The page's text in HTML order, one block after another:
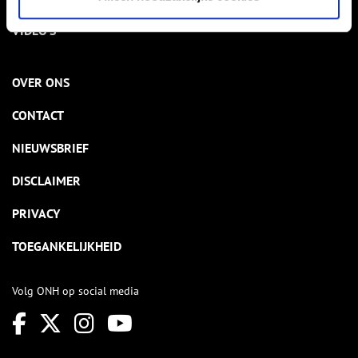
VIDEO’S
OVER ONS
CONTACT
NIEUWSBRIEF
DISCLAIMER
PRIVACY
TOEGANKELIJKHEID
Volg ONH op social media